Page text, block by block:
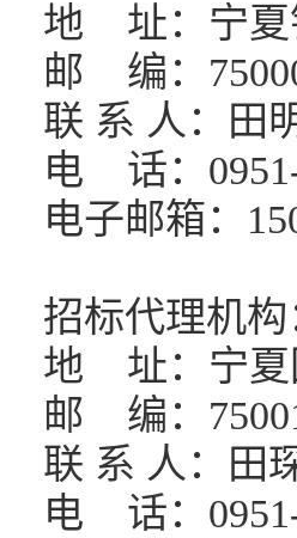
地
址：宁
邮
编：
联 系 人：田
电
话：
电子邮箱：
招标代理机
地
址：宁
邮
编：
联 系 人：田
电
话：